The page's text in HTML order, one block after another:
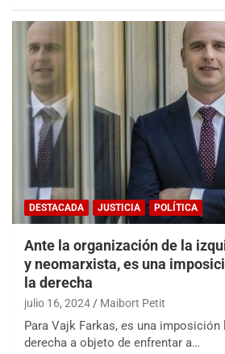
DESTACADA JUSTICIA POLÍTICA
Ante la organización de la
y neomarxista, es una
la derecha
julio 16, 2024 Maibort Petit
Para Vajk Farkas, es una imposición
derecha a objeto de enfrentar a…